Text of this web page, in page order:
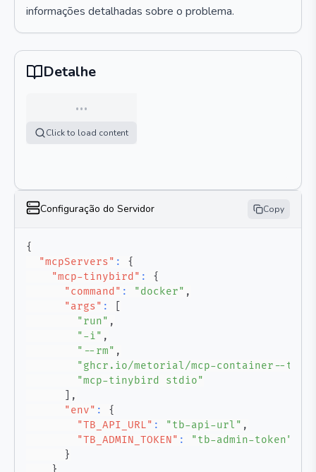
informações detalhadas sobre o problema.
Detalhe
…
Click to load content
Configuração do Servidor Copy
{
"mcpServers" :
{
"mcp-tinybird" :
{
"command" : "docker" ,
"args" :
"run" ,
"-i" ,
"--rm" ,
"ghcr.io/metorial/mcp-container--
"mcp-tinybird stdio"
,
"env" :
{
"TB_API_URL" : "tb-api-url" ,
"TB_ADMIN_TOKEN" :
"tb-admin-token"
}
}